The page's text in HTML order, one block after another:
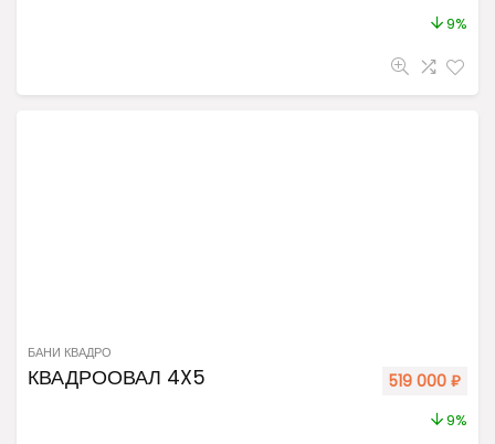
9%
БАНИ КВАДРО
КВАДРООВАЛ 4X5 519 000 ₽
9%